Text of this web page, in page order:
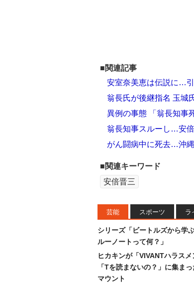
■関連記事
安室奈美恵は伝説に…
翁長氏が後継指名 玉城
異例の事態 「翁長知事
翁長知事スルーし…安倍
がん闘病中に死去…沖
■関連キーワード
安倍晋三
芸能 スポーツ ラ
シリーズ「ビートルズから学
ルーノートって何？」
ヒカキンが「VIVANTハラスメ
「Tを読まないの？」に集ま
マウント